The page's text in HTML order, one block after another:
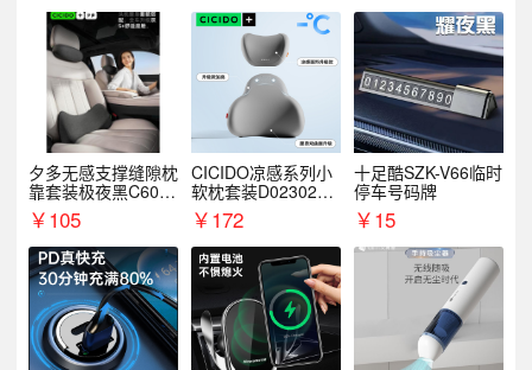
夕多无感支撑缝隙枕
靠套装极夜黑C6003
+C6004
￥105
CICIDO凉感系列小
软枕套装D023021+
D033031
￥172
十足酷SZK-V66临时
停车号码牌
￥15